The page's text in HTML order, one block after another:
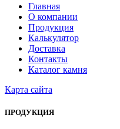
Главная
О компании
Продукция
Калькулятор
Доставка
Контакты
Каталог камня
Карта сайта
ПРОДУКЦИЯ